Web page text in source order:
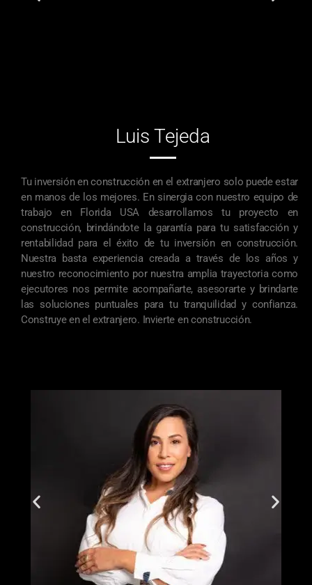
Luis Tejeda
Tu inversión en construcción en el extranjero solo puede estar
en manos de los mejores. En sinergia con nuestro equipo de
trabajo en Florida USA desarrollamos tu proyecto en
construcción, brindándote la garantía para tu satisfacción y
rentabilidad para el éxito de tu inversión en construcción.
Nuestra basta experiencia creada a través de los años y
nuestro reconocimiento por nuestra amplia trayectoria como
ejecutores nos permite acompañarte, asesorarte y brindarte
las soluciones puntuales para tu tranquilidad y confianza.
Construye en el extranjero. Invierte en construcción.